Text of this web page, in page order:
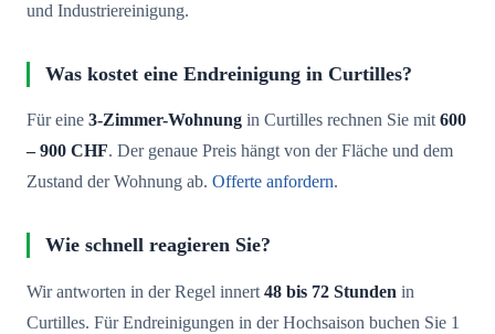
und Industriereinigung.
Was kostet eine Endreinigung in Curtilles?
Für eine 3-Zimmer-Wohnung in Curtilles rechnen Sie mit600
– 900 CHF. Der genaue Preis hängt von der Fläche und dem
Zustand der Wohnung ab. Offerte anfordern.
Wie schnell reagieren Sie?
Wir antworten in der Regel innert 48 bis 72 Stunden in
Curtilles. Für Endreinigungen in der Hochsaison buchen Sie 1